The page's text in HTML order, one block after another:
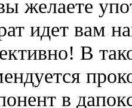
желаете
идет вам
В
в